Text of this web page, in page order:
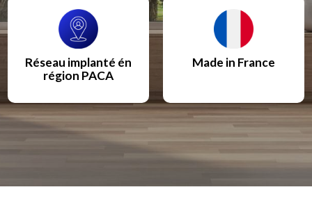
Réseau implanté én
région PACA
Made in France